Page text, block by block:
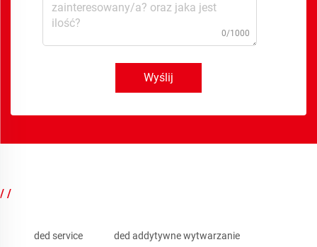
0/1000
Wyślij
/ /
ded service ded addytywne wytwarzanie